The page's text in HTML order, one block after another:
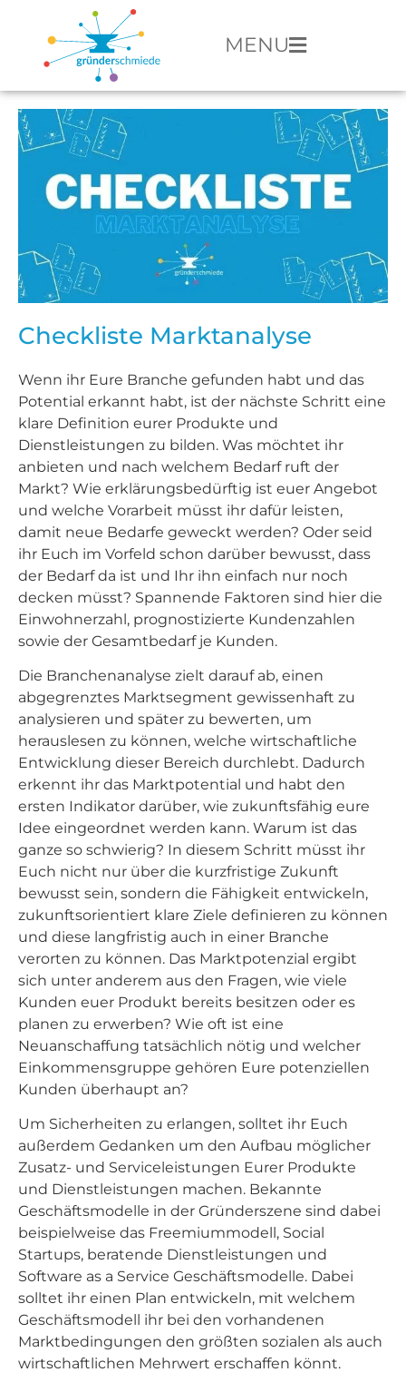
MENU
Checkliste Marktanalyse
Wenn ihr Eure Branche gefunden habt und das
Potential erkannt habt, ist der nächste Schritt eine
klare Definition eurer Produkte und
Dienstleistungen zu bilden. Was möchtet ihr
anbieten und nach welchem Bedarf ruft der
Markt? Wie erklärungsbedürftig ist euer Angebot
und welche Vorarbeit müsst ihr dafür leisten,
damit neue Bedarfe geweckt werden? Oder seid
ihr Euch im Vorfeld schon darüber bewusst, dass
der Bedarf da ist und Ihr ihn einfach nur noch
decken müsst? Spannende Faktoren sind hier die
Einwohnerzahl, prognostizierte Kundenzahlen
sowie der Gesamtbedarf je Kunden.
Die Branchenanalyse zielt darauf ab, einen
abgegrenztes Marktsegment gewissenhaft zu
analysieren und später zu bewerten, um
herauslesen zu können, welche wirtschaftliche
Entwicklung dieser Bereich durchlebt. Dadurch
erkennt ihr das Marktpotential und habt den
ersten Indikator darüber, wie zukunftsfähig eure
Idee eingeordnet werden kann. Warum ist das
ganze so schwierig? In diesem Schritt müsst ihr
Euch nicht nur über die kurzfristige Zukunft
bewusst sein, sondern die Fähigkeit entwickeln,
zukunftsorientiert klare Ziele definieren zu können
und diese langfristig auch in einer Branche
verorten zu können. Das Marktpotenzial ergibt
sich unter anderem aus den Fragen, wie viele
Kunden euer Produkt bereits besitzen oder es
planen zu erwerben? Wie oft ist eine
Neuanschaffung tatsächlich nötig und welcher
Einkommensgruppe gehören Eure potenziellen
Kunden überhaupt an?
Um Sicherheiten zu erlangen, solltet ihr Euch
außerdem Gedanken um den Aufbau möglicher
Zusatz- und Serviceleistungen Eurer Produkte
und Dienstleistungen machen. Bekannte
Geschäftsmodelle in der Gründerszene sind dabei
beispielweise das Freemiummodell, Social
Startups, beratende Dienstleistungen und
Software as a Service Geschäftsmodelle. Dabei
solltet ihr einen Plan entwickeln, mit welchem
Geschäftsmodell ihr bei den vorhandenen
Marktbedingungen den größten sozialen als auch
wirtschaftlichen Mehrwert erschaffen könnt.